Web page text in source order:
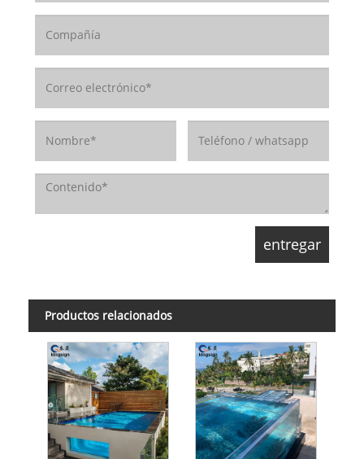
Productos relacionados